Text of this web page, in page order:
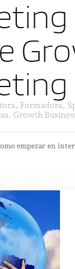
Formadora,
Growth
empezar en